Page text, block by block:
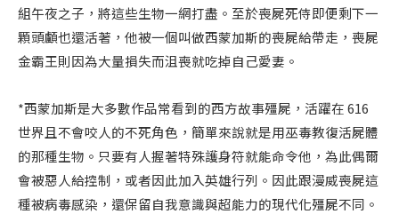
組午夜之子，將這些生物一網打盡。至於喪屍死侍即便剩下一
顆頭顱也還活著，他被一個叫做西蒙加斯的喪屍給帶走，喪屍
金霸王則因為大量損失而沮喪就吃掉自己愛妻。
*西蒙加斯是大多數作品常看到的西方故事殭屍，活躍在 616
世界且不會咬人的不死角色，簡單來說就是用巫毒教復活屍體
的那種生物。只要有人握著特殊護身符就能命令他，為此偶爾
會被惡人給控制，或者因此加入英雄行列。因此跟漫威喪屍這
種被病毒感染，還保留自我意識與超能力的現代化殭屍不同。